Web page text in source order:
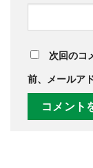
次回のコ
前、メールア